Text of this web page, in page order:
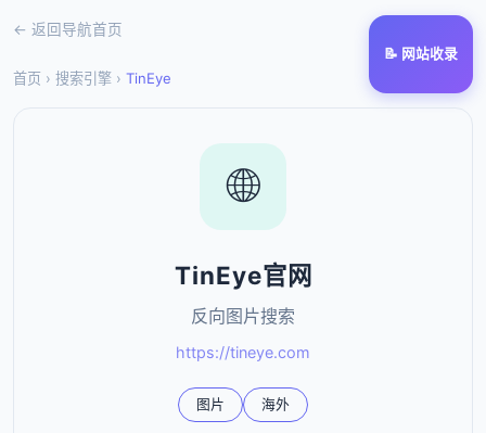
📝 网站收录
← 返回导航首页
首页 › 搜索引擎 › TinEye
🌐
TinEye官网
反向图片搜索
https://tineye.com
图片 海外